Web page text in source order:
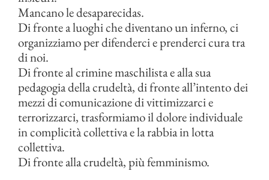
Mancano le desaparecidas.
Di fronte a luoghi che diventano un inferno, ci
organizziamo per difenderci e prenderci cura tra
di noi.
Di fronte al crimine maschilista e alla sua
pedagogia della crudeltà, di fronte all’intento dei
mezzi di comunicazione di vittimizzarci e
terrorizzarci, trasformiamo il dolore individuale
in complicità collettiva e la rabbia in lotta
collettiva.
Di fronte alla crudeltà, più femminismo.